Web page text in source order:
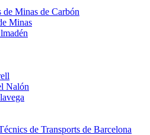
Minas de Carbón
Minas
Nalón
de Transports de Barcelona